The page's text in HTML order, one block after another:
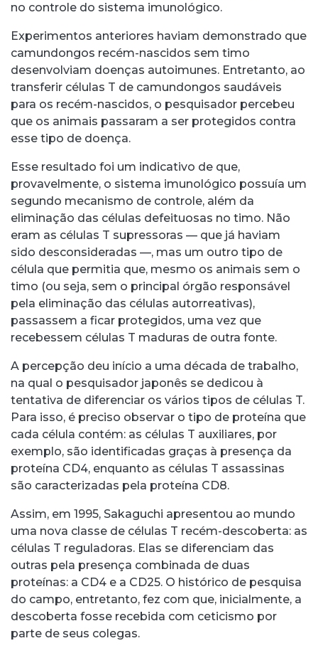
no controle do sistema imunológico.
Experimentos anteriores haviam demonstrado que
camundongos recém-nascidos sem timo
desenvolviam doenças autoimunes. Entretanto, ao
transferir células T de camundongos saudáveis
para os recém-nascidos, o pesquisador percebeu
que os animais passaram a ser protegidos contra
esse tipo de doença.
Esse resultado foi um indicativo de que,
provavelmente, o sistema imunológico possuía um
segundo mecanismo de controle, além da
eliminação das células defeituosas no timo. Não
eram as células T supressoras — que já haviam
sido desconsideradas —, mas um outro tipo de
célula que permitia que, mesmo os animais sem o
timo (ou seja, sem o principal órgão responsável
pela eliminação das células autorreativas),
passassem a ficar protegidos, uma vez que
recebessem células T maduras de outra fonte.
A percepção deu início a uma década de trabalho,
na qual o pesquisador japonês se dedicou à
tentativa de diferenciar os vários tipos de células T.
Para isso, é preciso observar o tipo de proteína que
cada célula contém: as células T auxiliares, por
exemplo, são identificadas graças à presença da
proteína CD4, enquanto as células T assassinas
são caracterizadas pela proteína CD8.
Assim, em 1995, Sakaguchi apresentou ao mundo
uma nova classe de células T recém-descoberta: as
células T reguladoras. Elas se diferenciam das
outras pela presença combinada de duas
proteínas: a CD4 e a CD25. O histórico de pesquisa
do campo, entretanto, fez com que, inicialmente, a
descoberta fosse recebida com ceticismo por
parte de seus colegas.